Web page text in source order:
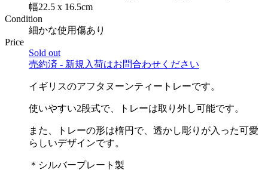
幅22.5 x 16.5cm
Condition
細かな使用傷あり
Price
Sold out
売約済 - 新規入荷はお問合わせください
イギリスのアフタヌーンティートレーです。
使いやすい2段式で、トレーは取り外し可能です。
また、トレーの形は楕円で、透かし彫りが入った可愛
らしいデザインです。
＊シルバープレート製